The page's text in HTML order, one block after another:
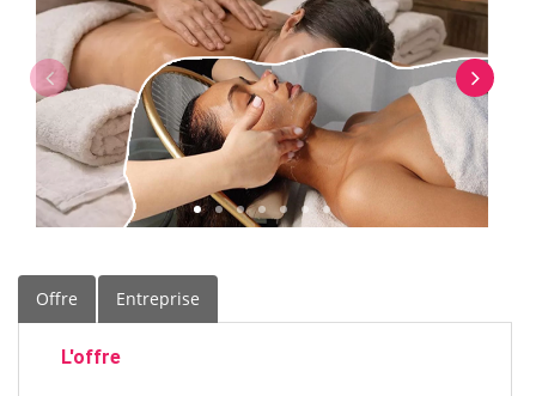
Offre Entreprise
L'offre